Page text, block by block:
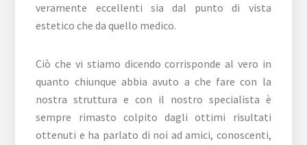
veramente eccellenti sia dal punto di vista
estetico che da quello medico.
Ciò che vi stiamo dicendo corrisponde al vero in
quanto chiunque abbia avuto a che fare con la
nostra struttura e con il nostro specialista è
sempre rimasto colpito dagli ottimi risultati
ottenuti e ha parlato di noi ad amici, conoscenti,